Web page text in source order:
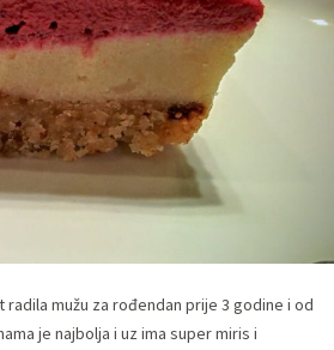
mužu za rođendan prije 3 godine i od
je najbolja i uz ima super miris i